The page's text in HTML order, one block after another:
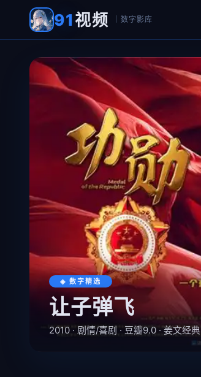
91视频 ｜数字影库
◈ 数字精选
让子弹飞
2010 · 剧情/喜剧 · 豆瓣9.0 · 姜文经典